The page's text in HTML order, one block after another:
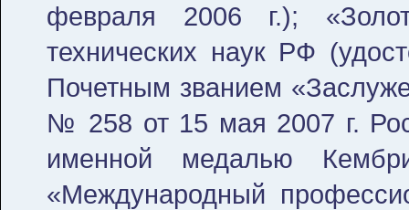
февраля 2006 г.);
технических наук РФ
Почетным званием
№ 258 от 15 мая 2007 г.
именной медалью
«Международный